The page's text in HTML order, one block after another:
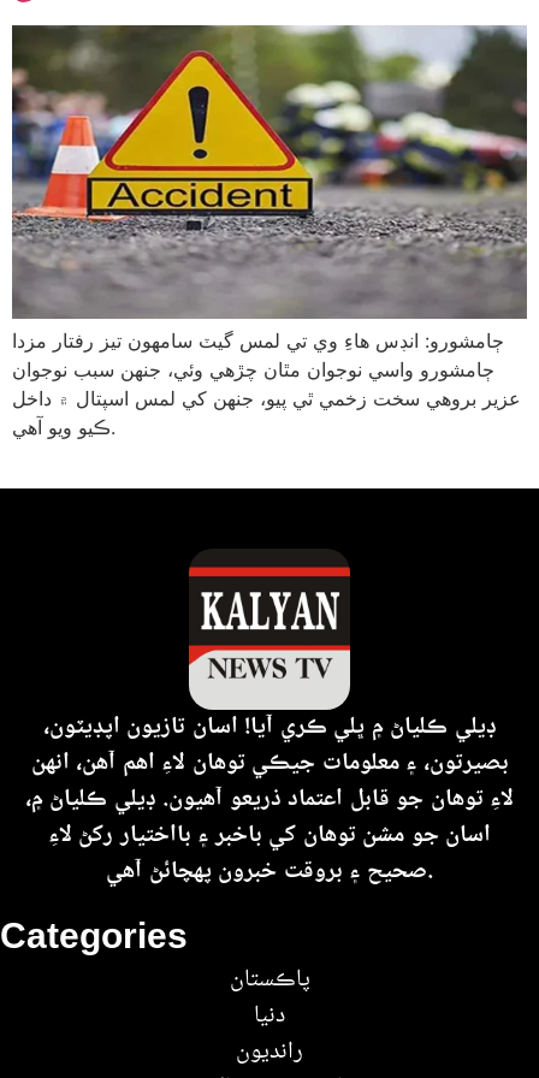
ڄامشورو: انڊس ھاءِ وي تي لمس گيٽ سامھون تيز رفتار مزدا
ڄامشورو واسي نوجوان مٿان چڙھي وئي، جنھن سبب نوجوان
عزير بروھي سخت زخمي ٿي پيو، جنھن کي لمس اسپتال ۾ داخل
ڪيو ويو آھي.
Categories
پاڪستان
دنيا
رانديون
ڊيلي ڪلياڻ ۾ ڀلي ڪري آيا! اسان تازيون اپڊيٽون،
بصيرتون، ۽ معلومات جيڪي توهان لاءِ اهم آهن، انهن
لاءِ توهان جو قابل اعتماد ذريعو آهيون. ڊيلي ڪلياڻ ۾،
اسان جو مشن توهان کي باخبر ۽ بااختيار رکڻ لاءِ
صحيح ۽ بروقت خبرون پهچائڻ آهي.